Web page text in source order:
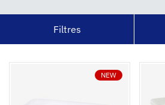
Filtres
NEW